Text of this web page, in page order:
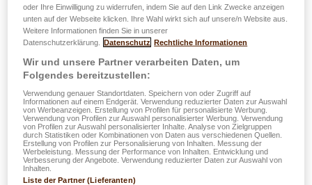
Dir hutt lauter Projeten am Kapp? En Haus kafen oder
renovéieren, Fotovoltaik Pannoen oder eng Zär am Gaart
oder Ihre Einwilligung zu widerrufen, indem Sie auf den Link Zwecke anzeigen
unten auf der Webseite klicken. Ihre Wahl wirkt sich auf unsere/n Website aus.
Weitere Informationen finden Sie in unserer
Datenschutzerklärung.
Datenschutz Rechtliche Informationen
Wir und unsere Partner verarbeiten Daten, um
Folgendes bereitzustellen:
Verwendung genauer Standortdaten. Speichern von oder Zugriff auf
Informationen auf einem Endgerät. Verwendung reduzierter Daten zur Auswahl
von Werbeanzeigen. Erstellung von Profilen für personalisierte Werbung.
Verwendung von Profilen zur Auswahl personalisierter Werbung. Verwendung
von Profilen zur Auswahl personalisierter Inhalte. Analyse von Zielgruppen
durch Statistiken oder Kombinationen von Daten aus verschiedenen Quellen.
Erstellung von Profilen zur Personalisierung von Inhalten. Messung der
Werbeleistung. Messung der Performance von Inhalten. Entwicklung und
Verbesserung der Angebote. Verwendung reduzierter Daten zur Auswahl von
Inhalten.
Liste der Partner (Lieferanten)